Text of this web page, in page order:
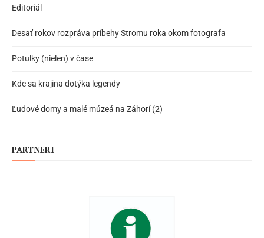
Editoriál
Desať rokov rozpráva príbehy Stromu roka okom fotografa
Potulky (nielen) v čase
Kde sa krajina dotýka legendy
Ľudové domy a malé múzeá na Záhorí (2)
PARTNERI